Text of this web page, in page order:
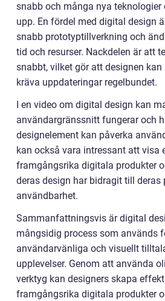
snabb och många nya teknologier
upp. En fördel med digital design
snabb prototyptillverkning och
tid och resurser. Nackdelen är att
snabbt, vilket gör att designen
kräva uppdateringar regelbundet.
I en video om digital design kan
användargränssnitt fungerar och
designelement kan påverka
kan också vara intressant att visa
framgångsrika digitala produkter
deras design har bidragit till deras
användbarhet.
Sammanfattningsvis är digital
mångsidig process som används
användarvänliga och visuellt
upplevelser. Genom att använda
verktyg kan designers skapa
framgångsrika digitala produkter